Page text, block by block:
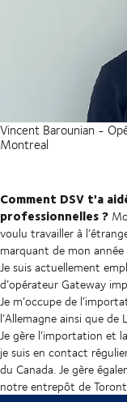
Vincent Barounian -
Montreal
Comment DSV t'a
professionnelles ?
voulu travailler à
marquant de mon année
Je suis actuellement
d’opérateur Gateway
Je m’occupe de
l’Allemagne ainsi que de
Je gère l’importation et
je suis en contact
du Canada. Je gère
notre entrepôt de